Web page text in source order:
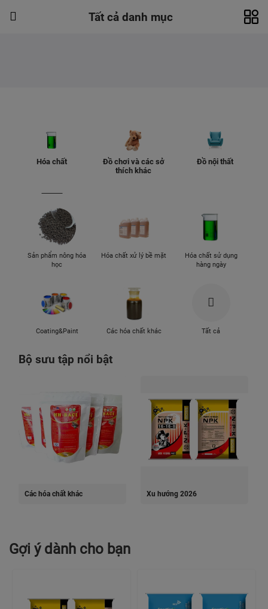
Tất cả danh mục
Hóa chất
Đồ chơi và các sở
thích khác
Đồ nội thất
Sản phẩm nông hóa
học
Hóa chất xử lý bề mặt
Hóa chất sử dụng
hàng ngày
Coating&Paint Các hóa chất khác Tất cả
Bộ sưu tập nổi bật
Các hóa chất khác Xu hướng 2026
Gợi ý dành cho bạn